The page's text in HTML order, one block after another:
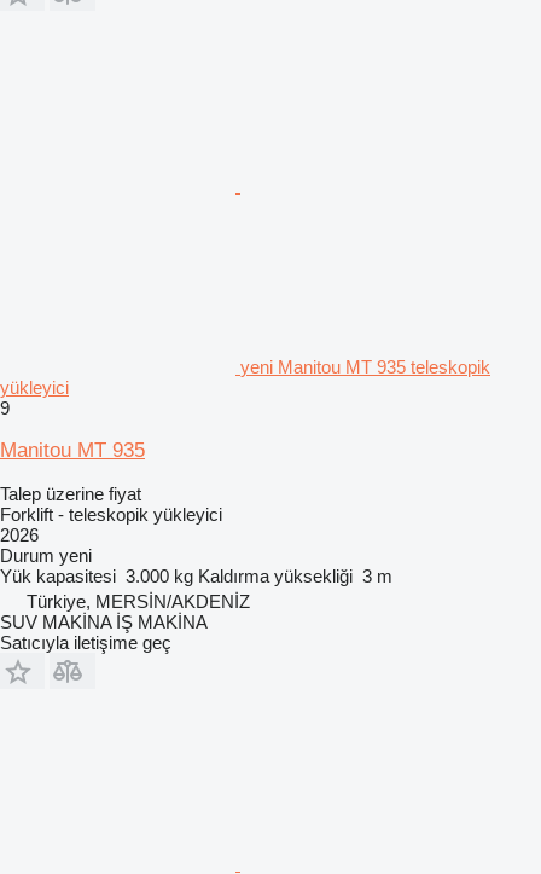
yeni Manitou MT 935 teleskopik
yükleyici
9
Manitou MT 935
Talep üzerine fiyat
Forklift - teleskopik yükleyici
2026
Durum yeni
Yük kapasitesi 3.000 kg Kaldırma yüksekliği 3 m
Türkiye, MERSİN/AKDENİZ
SUV MAKİNA İŞ MAKİNA
Satıcıyla iletişime geç